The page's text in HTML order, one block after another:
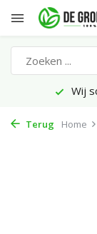
Wij
Terug Home